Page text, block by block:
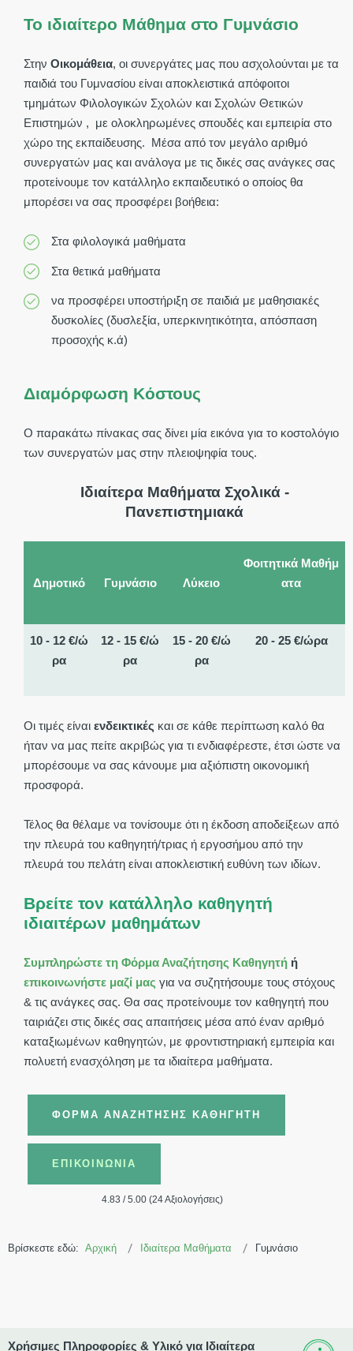
Το ιδιαίτερο Μάθημα στο Γυμνάσιο
Στην Οικομάθεια, οι συνεργάτες μας που ασχολούνται με τα
παιδιά του Γυμνασίου είναι αποκλειστικά απόφοιτοι
τμημάτων Φιλολογικών Σχολών και Σχολών Θετικών
Επιστημών , με ολοκληρωμένες σπουδές και εμπειρία στο
χώρο της εκπαίδευσης. Μέσα από τον μεγάλο αριθμό
συνεργατών μας και ανάλογα με τις δικές σας ανάγκες σας
προτείνουμε τον κατάλληλο εκπαιδευτικό ο οποίος θα
μπορέσει να σας προσφέρει βοήθεια:
Στα φιλολογικά μαθήματα
Στα θετικά μαθήματα
να προσφέρει υποστήριξη σε παιδιά με μαθησιακές
δυσκολίες (δυσλεξία, υπερκινητικότητα, απόσπαση
προσοχής κ.ά)
Διαμόρφωση Κόστους
Ο παρακάτω πίνακας σας δίνει μία εικόνα για το κοστολόγιο
των συνεργατών μας στην πλειοψηφία τους.
Ιδιαίτερα Μαθήματα Σχολικά -
Πανεπιστημιακά
Δημοτικό Γυμνάσιο Λύκειο
Φοιτητικά Μαθήμ
ατα
10 - 12 €/ώ
ρα
12 - 15 €/ώ
ρα
15 - 20 €/ώ
ρα
20 - 25 €/ώρα
Οι τιμές είναι ενδεικτικές και σε κάθε περίπτωση καλό θα
ήταν να μας πείτε ακριβώς για τι ενδιαφέρεστε, έτσι ώστε να
μπορέσουμε να σας κάνουμε μια αξιόπιστη οικονομική
προσφορά.
Τέλος θα θέλαμε να τονίσουμε ότι η έκδοση αποδείξεων από
την πλευρά του καθηγητή/τριας ή εργοσήμου από την
πλευρά του πελάτη είναι αποκλειστική ευθύνη των ιδίων.
Βρείτε τον κατάλληλο καθηγητή
ιδιαιτέρων μαθημάτων
Συμπληρώστε τη Φόρμα Αναζήτησης Καθηγητή ή
επικοινωνήστε μαζί μας για να συζητήσουμε τους στόχους
& τις ανάγκες σας. Θα σας προτείνουμε τον καθηγητή που
ταιριάζει στις δικές σας απαιτήσεις μέσα από έναν αριθμό
καταξιωμένων καθηγητών, με φροντιστηριακή εμπειρία και
πολυετή ενασχόληση με τα ιδιαίτερα μαθήματα.
ΦΌΡΜΑ ΑΝΑΖΉΤΗΣΗΣ ΚΑΘΗΓΗΤΉ
ΕΠΙΚΟΙΝΩΝΊΑ
4.83 / 5.00 (24 Αξιολογήσεις)
Βρίσκεστε εδώ: Αρχική Ιδιαίτερα Μαθήματα Γυμνάσιο
Χρήσιμες Πληροφορίες & Υλικό για Ιδιαίτερα